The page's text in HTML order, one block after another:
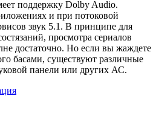
поддержку Dolby Audio.
и при потоковой
звук 5.1. В принципе для
просмотра сериалов
достаточно. Но если вы жаждете
басами, существуют различные
панели или других АС.